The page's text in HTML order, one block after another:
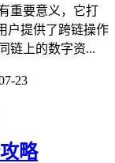
重要意义，它打
户提供了跨链操作
链上的数字资...
23
略